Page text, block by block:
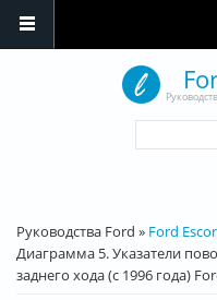
Вы здесь
Руководства Ford » Ford
Диаграмма 5. Указатели
заднего хода (с 1996 года)